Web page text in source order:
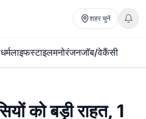
शहर चुनें
धर्मलाइफस्टाइलमनोरंजनजॉब/वेकैंसी
को बड़ी राहत, 1